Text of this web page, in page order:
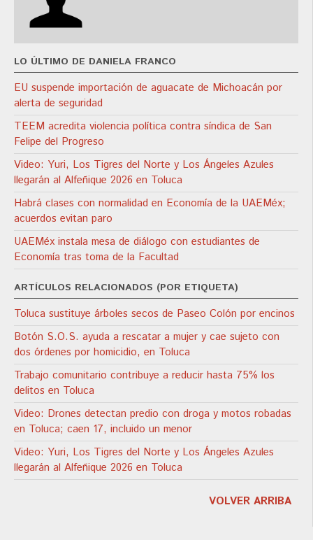
LO ÚLTIMO DE DANIELA FRANCO
EU suspende importación de aguacate de Michoacán por
alerta de seguridad
TEEM acredita violencia política contra síndica de San
Felipe del Progreso
Video: Yuri, Los Tigres del Norte y Los Ángeles Azules
llegarán al Alfeñique 2026 en Toluca
Habrá clases con normalidad en Economía de la UAEMéx;
acuerdos evitan paro
UAEMéx instala mesa de diálogo con estudiantes de
Economía tras toma de la Facultad
ARTÍCULOS RELACIONADOS (POR ETIQUETA)
Toluca sustituye árboles secos de Paseo Colón por encinos
Botón S.O.S. ayuda a rescatar a mujer y cae sujeto con
dos órdenes por homicidio, en Toluca
Trabajo comunitario contribuye a reducir hasta 75% los
delitos en Toluca
Video: Drones detectan predio con droga y motos robadas
en Toluca; caen 17, incluido un menor
Video: Yuri, Los Tigres del Norte y Los Ángeles Azules
llegarán al Alfeñique 2026 en Toluca
VOLVER ARRIBA